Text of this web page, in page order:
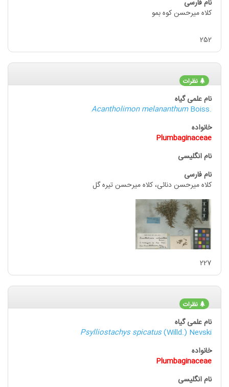
کلاه میرحسن کوه بمو
252
نظرات
Acantholimon melananthumBoiss.
Plumbaginaceae
کلاه میرحسن دنائی، کلاه میرحسن تیره گل
227
نظرات
Psylliostachys spicatus(Willd.) Nevski
Plumbaginaceae